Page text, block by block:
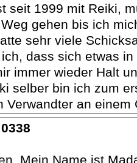
seit 1999 mit Reiki,
gehen bis ich
sehr viele
dass sich etwas
immer wieder Halt
selber bin ich zum
Verwandter an
Mein Name ist